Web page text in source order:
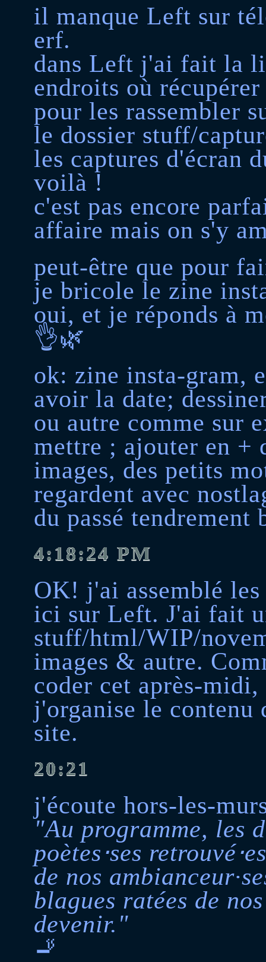
il manque Left sur
erf.
dans Left j'ai fait la
endroits où
pour les rassembler
le dossier stuff/
les captures d'écran
voilà !
c'est pas encore
affaire mais on s'y
peut-être que pour
je bricole le zine
oui, et je réponds à
👌🌿
ok: zine insta-gram,
avoir la date;
ou autre comme sur
mettre ; ajouter en +
images, des petits
regardent avec
du passé
4:18:24 PM
OK! j'ai assemblé
ici sur Left. J'ai fait
stuff/html/WIP/
images & autre.
coder cet après-midi,
j'organise le contenu
site.
20:21
j'écoute hors-les-
"Au programme, les
poètes⋅ses
de nos
blagues ratées de
devenir."
🚬